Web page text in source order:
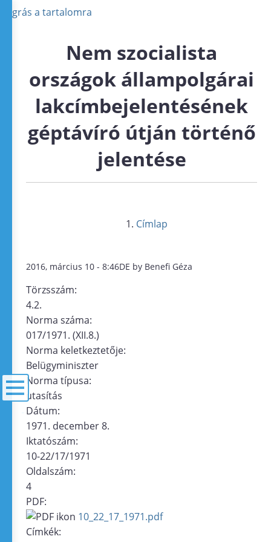
Ugrás a tartalomra
Nem szocialista
országok állampolgárai
lakcímbejelentésének
géptávíró útján történő
jelentése
Címlap
2016, március 10 - 8:46DE by Benefi Géza
Törzsszám:
4.2.
Norma száma:
017/1971. (XII.8.)
Norma keletkeztetője:
Belügyminiszter
Norma típusa:
utasítás
Dátum:
1971. december 8.
Iktatószám:
10-22/17/1971
Oldalszám:
4
PDF:
10_22_17_1971.pdf
Címkék: